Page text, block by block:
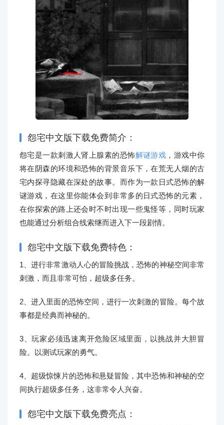
怨宅中文版下载免费简介：
怨宅是一款刺激人肾上腺素的恐怖解谜游戏 ，游戏中你
将在阴森的环境和恐怖的背景音乐下，在荒无人烟的古
宅内探寻隐藏在深处的故事。而作为一款日式恐怖的解
谜游戏，在这里你能体会到非常多的日式恐怖的元素，
在你探索的路上还会时不时出现一些鬼怪等，同时玩家
也能通过分析组合线索继而进入下一段剧情。
怨宅中文版下载免费特色：
1、进行非常激动人心的冒险挑战，恐怖的神秘空间非常
刺激，而且非常可怕，超级多任务。
2、进入里面的恐怖空间，进行一次刺激的冒险。每个故
事都是经典而神秘的。
3、玩家必须迅速离开危险区域里面，以挑战并大胆冒
险。以测试玩家的勇气。
4、超级惊悚片的恐怖和悬疑冒险，其中恐怖和神秘的空
间执行超级多任务，这非常令人兴奋。
怨宅中文版下载免费亮点：